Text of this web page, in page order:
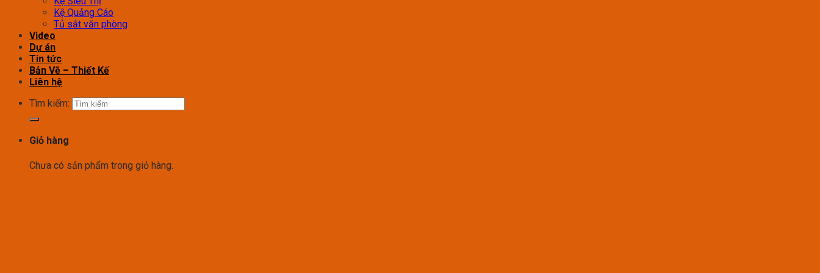
Kệ Quảng Cáo
Tủ sắt văn phòng
Video
Dự án
Tin tức
Bản Vẽ – Thiết Kế
Liên hệ
Tìm kiếm:
Giỏ hàng
Chưa có sản phẩm trong giỏ hàng.